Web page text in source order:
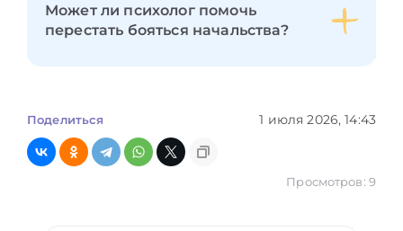
Может ли психолог помочь
перестать бояться начальства?
Поделиться 1 июля 2026, 14:43
Просмотров: 9